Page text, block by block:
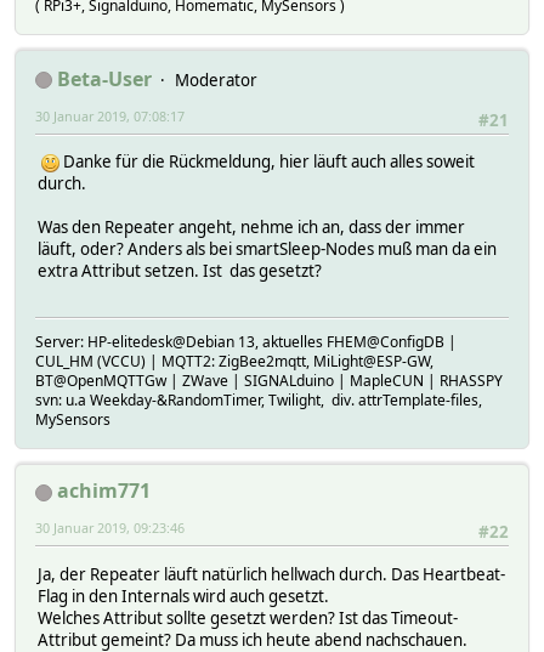
( RPi3+, Signalduino, Homematic, MySensors )
Beta-User
Moderator
#21
30 Januar 2019, 07:08:17
Danke für die Rückmeldung, hier läuft auch alles soweit
durch.
Was den Repeater angeht, nehme ich an, dass der immer
läuft, oder? Anders als bei smartSleep-Nodes muß man da ein
extra Attribut setzen. Ist das gesetzt?
Server: HP-elitedesk@Debian 13, aktuelles FHEM@ConfigDB |
CUL_HM (VCCU) | MQTT2: ZigBee2mqtt, MiLight@ESP-GW,
BT@OpenMQTTGw | ZWave | SIGNALduino | MapleCUN | RHASSPY
svn: u.a Weekday-&RandomTimer, Twilight, div. attrTemplate-files,
MySensors
achim771
#22
30 Januar 2019, 09:23:46
Ja, der Repeater läuft natürlich hellwach durch. Das Heartbeat-
Flag in den Internals wird auch gesetzt.
Welches Attribut sollte gesetzt werden? Ist das Timeout-
Attribut gemeint? Da muss ich heute abend nachschauen.